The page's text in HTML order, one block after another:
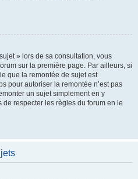
» lors de sa consultation, vous
sur la première page. Par ailleurs, si
que la remontée de sujet est
pour autoriser la remontée n’est pas
un sujet simplement en y
respecter les règles du forum en le